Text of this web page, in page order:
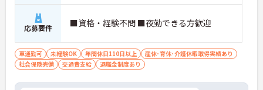
応募要件 ■資格・経験不問 ■夜勤できる方歓迎
車通勤可 未経験OK 年間休日110日以上
産休･育休･介護休暇取得実績あり
社会保険完備
交通費支給 退職金制度あり